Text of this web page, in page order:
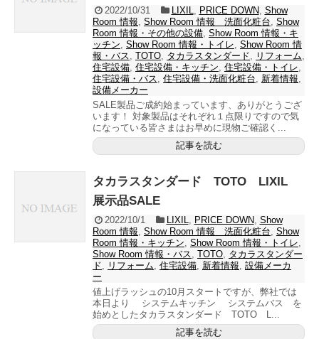
2022/10/31 LIXIL, PRICE DOWN, Show
Room 情報, Show Room 情報 洗面化粧台, Show
Room 情報・その他の設備, Show Room 情報・キ
ッチン, Show Room 情報・トイレ, Show Room 情
報・バス, TOTO, タカラスタンダード, リフォーム,
住宅設備, 住宅設備・キッチン, 住宅設備・トイレ,
住宅設備・バス, 住宅設備・洗面化粧台, 新着情報,
設備メーカー
SALE製品ご成約始まっています、ありがとうござ
います！ 対象製品はそれぞれ１点限りですので気
になっている皆さまはお早めに現物ご確認く...
記事を読む
タカラスタンダード TOTO LIXIL
展示品SALE
2022/10/1 LIXIL, PRICE DOWN, Show
Room 情報, Show Room 情報 洗面化粧台, Show
Room 情報・キッチン, Show Room 情報・トイレ,
Show Room 情報・バス, TOTO, タカラスタンダー
ド, リフォーム, 住宅設備, 新着情報, 設備メーカ
ー
値上げラッシュの10月スタートですが、弊社では
本日より システムキッチン システムバス を
始めとしたタカラスタンダード TOTO L...
記事を読む